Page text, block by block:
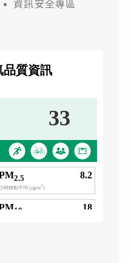
資訊安全專區